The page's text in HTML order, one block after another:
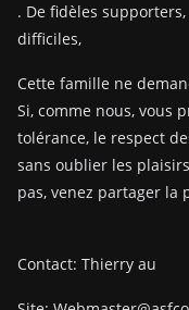
. De fidèles
difficiles,
Cette famille ne
Si, comme nous, vous
tolérance, le respect
sans oublier les
pas, venez partager la
Contact: Thierry